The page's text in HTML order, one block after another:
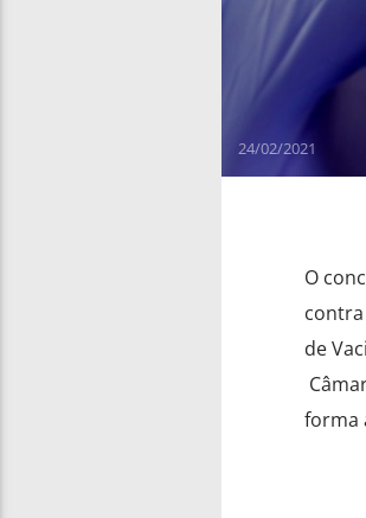
24/02/2021
O
contra
de
forma